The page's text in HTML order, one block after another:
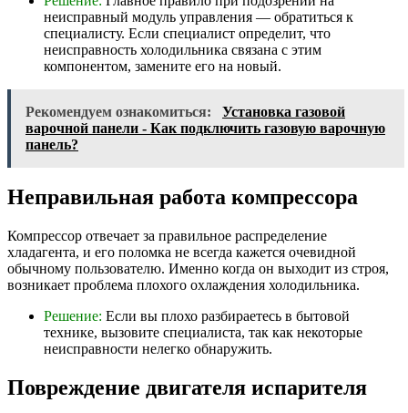
неисправный модуль управления — обратиться к
специалисту. Если специалист определит, что
неисправность холодильника связана с этим
компонентом, замените его на новый.
Рекомендуем ознакомиться:
Установка газовой
варочной панели - Как подключить газовую варочную
панель?
Неправильная работа компрессора
Компрессор отвечает за правильное распределение
хладагента, и его поломка не всегда кажется очевидной
обычному пользователю. Именно когда он выходит из строя,
возникает проблема плохого охлаждения холодильника.
Решение: Если вы плохо разбираетесь в бытовой
технике, вызовите специалиста, так как некоторые
неисправности нелегко обнаружить.
Повреждение двигателя испарителя